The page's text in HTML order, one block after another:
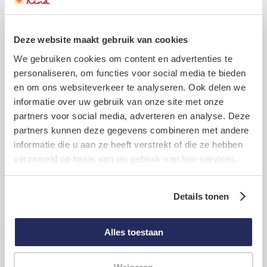
Deze website maakt gebruik van cookies
We gebruiken cookies om content en advertenties te
personaliseren, om functies voor social media te bieden
en om ons websiteverkeer te analyseren. Ook delen we
informatie over uw gebruik van onze site met onze
partners voor social media, adverteren en analyse. Deze
partners kunnen deze gegevens combineren met andere
informatie die u aan ze heeft verstrekt of die ze hebben
verzameld op basis van uw gebruik van hun services.
Details tonen
Alles toestaan
Naam *
Voornaam *
Tussenv.
Achternaam *